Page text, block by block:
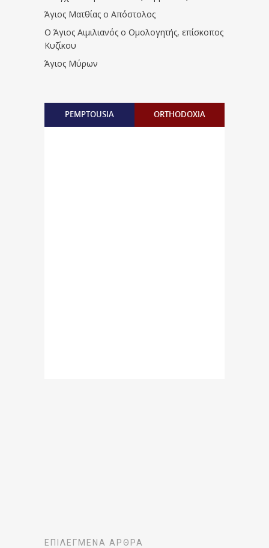
Άγιος Ματθίας ο Απόστολος
Ο Άγιος Αιμιλιανός ο Ομολογητής, επίσκοπος
Κυζίκου
Άγιος Μύρων
PEMPTOUSIA ORTHODOXIA
ΕΠΙΛΕΓΜΈΝΑ ΆΡΘΡΑ